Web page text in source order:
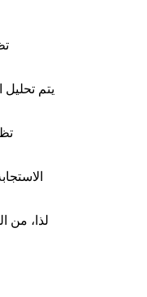
يتم تحليل
لذا، من